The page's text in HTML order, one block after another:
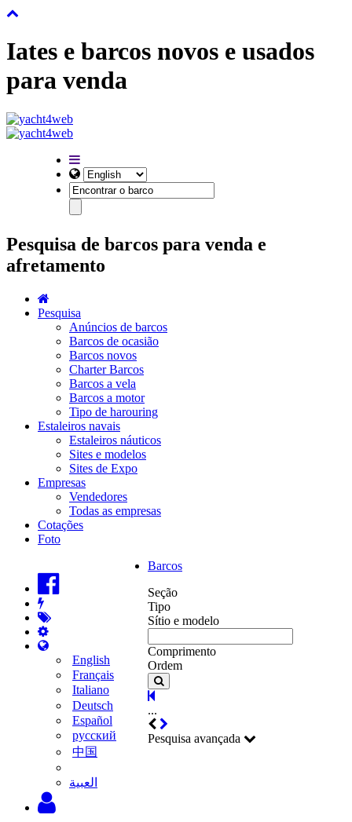
Iates e barcos novos e usados
para venda
Pesquisa de barcos para venda e
afretamento
Pesquisa
Anúncios de barcos
Barcos de ocasião
Barcos novos
Charter Barcos
Barcos a vela
Barcos a motor
Tipo de harouring
Estaleiros navais
Estaleiros náuticos
Sites e modelos
Sites de Expo
Empresas
Vendedores
Todas as empresas
Cotações
Foto
English
Français
Italiano
Deutsch
Español
русский
中国
‫العبية
Barcos
Seção
Tipo
Sítio e modelo
Comprimento
Ordem
...
Pesquisa avançada